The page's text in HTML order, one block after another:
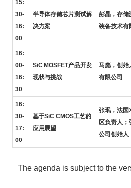
15:
30-
16:
00
半导体存储芯片测试解
决方案
彭晶，存储
装备技术有
16:
00-
16:
30
SiC MOSFET产品开发
现状与挑战
马彪，创始
有限公司
16:
30-
17:
00
基于SiC CMOS工艺的
应用展望
张珉，法国
区负责人；
公司创始人
The agenda is subject to the